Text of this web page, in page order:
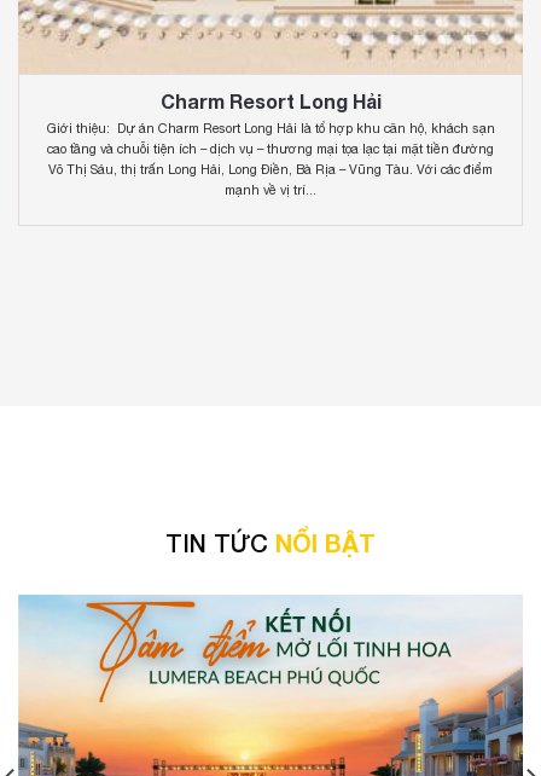
Charm Resort Long Hải
Giới thiệu: Dự án Charm Resort Long Hải là tổ hợp khu căn hộ, khách sạn
cao tầng và chuỗi tiện ích – dịch vụ – thương mại tọa lạc tại mặt tiền đường
Võ Thị Sáu, thị trấn Long Hải, Long Điền, Bà Rịa – Vũng Tàu. Với các điểm
mạnh về vị trí...
TIN TỨC NỔI BẬT